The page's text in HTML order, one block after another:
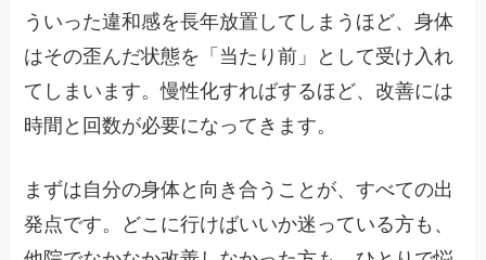
ういった違和感を長年放置してしまうほど、身体
はその歪んだ状態を「当たり前」として受け入れ
てしまいます。慢性化すればするほど、改善には
時間と回数が必要になってきます。
まずは自分の身体と向き合うことが、すべての出
発点です。どこに行けばいいか迷っている方も、